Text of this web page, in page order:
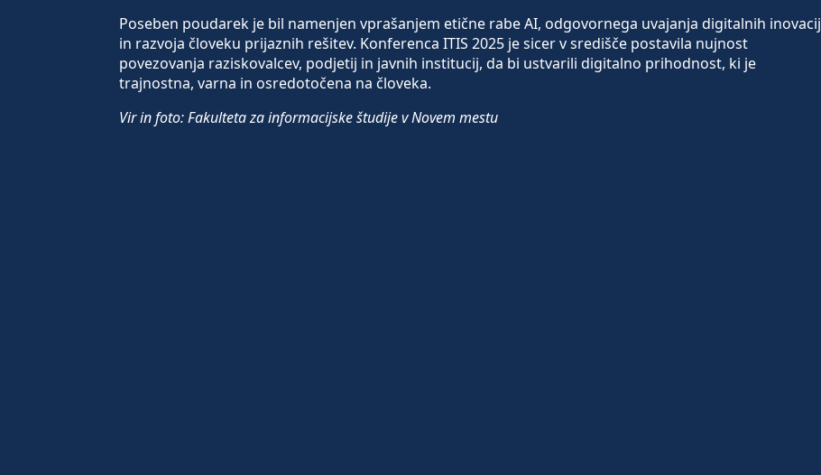
Poseben poudarek je bil namenjen vprašanjem etične rabe AI, odgovornega uvajanja digitalnih inovacij
in razvoja človeku prijaznih rešitev. Konferenca ITIS 2025 je sicer v središče postavila nujnost
povezovanja raziskovalcev, podjetij in javnih institucij, da bi ustvarili digitalno prihodnost, ki je
trajnostna, varna in osredotočena na človeka.
Vir in foto: Fakulteta za informacijske študije v Novem mestu